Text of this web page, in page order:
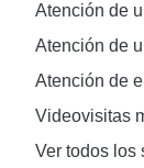
Atención de
Atención de
Atención de
Videovisitas
Ver todos los